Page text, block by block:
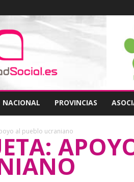
NACIONAL PROVINCIAS
al pueblo ucraniano